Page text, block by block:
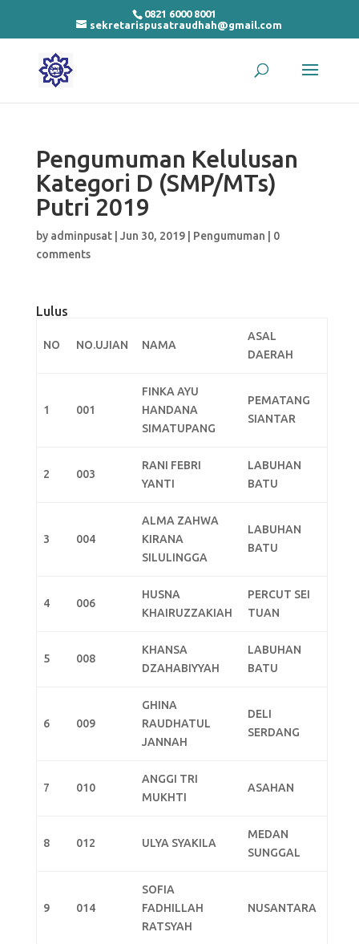
0821 6000 8001
sekretarispusatraudhah@gmail.com
Pengumuman Kelulusan
Kategori D (SMP/MTs)
Putri 2019
by adminpusat| Jun 30, 2019| Pengumuman
0
comments
Lulus
NO NO.UJIAN NAMA
ASAL
DAERAH
1 001
FINKA AYU
HANDANA
SIMATUPANG
PEMATANG
SIANTAR
2 003
RANI FEBRI
YANTI
LABUHAN
BATU
3 004
ALMA ZAHWA
KIRANA
SILULINGGA
LABUHAN
BATU
4 006
HUSNA
KHAIRUZZAKIAH
PERCUT SEI
TUAN
5 008
KHANSA
DZAHABIYYAH
LABUHAN
BATU
6 009
GHINA
RAUDHATUL
JANNAH
DELI
SERDANG
7 010
ANGGI TRI
MUKHTI
ASAHAN
8 012 ULYA SYAKILA
MEDAN
SUNGGAL
9 014
SOFIA
FADHILLAH
RATSYAH
NUSANTARA